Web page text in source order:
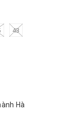
43
Hà